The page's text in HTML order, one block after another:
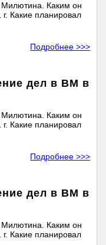
Каким он
Какие планировал
Подробнее >>>
дел в ВМ в
Каким он
Какие планировал
Подробнее >>>
дел в ВМ в
Каким он
Какие планировал